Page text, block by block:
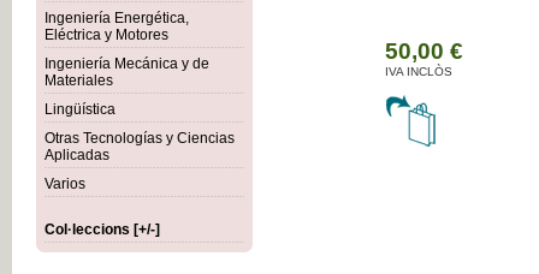
Ingeniería Energética,
Eléctrica y Motores
Ingeniería Mecánica y de
Materiales
Lingüística
Otras Tecnologías y Ciencias
Aplicadas
Varios
Col·leccions [+/-]